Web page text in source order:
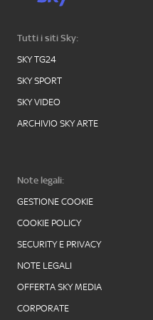
Tutti i siti Sky:
SKY TG24
SKY SPORT
SKY VIDEO
ARCHIVIO SKY ARTE
Note legali:
GESTIONE COOKIE
COOKIE POLICY
SECURITY E PRIVACY
NOTE LEGALI
OFFERTA SKY MEDIA
CORPORATE